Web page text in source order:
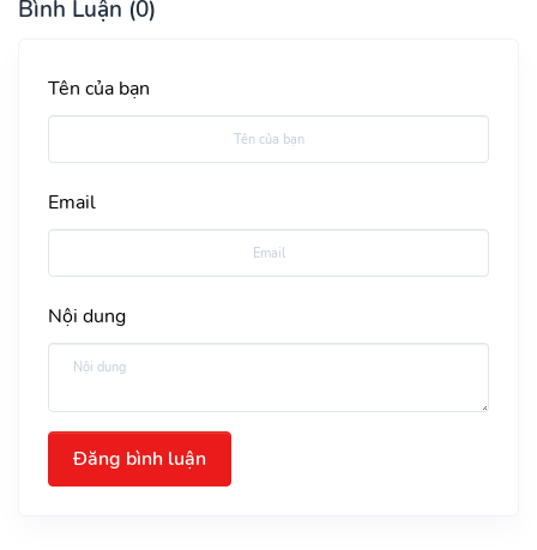
Bình Luận (0)
Tên của bạn
Email
Nội dung
Đăng bình luận